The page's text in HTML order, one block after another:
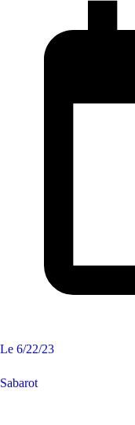
Le 6/22/23
Sabarot